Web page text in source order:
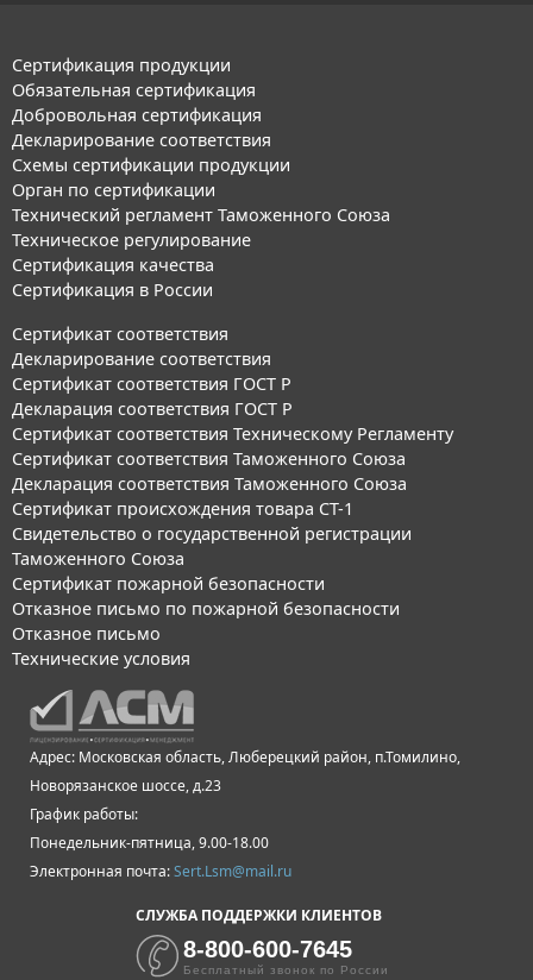
Сертификация продукции
Обязательная сертификация
Добровольная сертификация
Декларирование соответствия
Схемы сертификации продукции
Орган по сертификации
Технический регламент Таможенного Союза
Техническое регулирование
Сертификация качества
Сертификация в России
Сертификат соответствия
Декларирование соответствия
Сертификат соответствия ГОСТ Р
Декларация соответствия ГОСТ Р
Сертификат соответствия Техническому Регламенту
Сертификат соответствия Таможенного Союза
Декларация соответствия Таможенного Союза
Сертификат происхождения товара СТ-1
Свидетельство о государственной регистрации
Таможенного Союза
Сертификат пожарной безопасности
Отказное письмо по пожарной безопасности
Отказное письмо
Технические условия
Адрес: Московская область, Люберецкий район, п.Томилино,
Новорязанское шоссе, д.23
График работы:
Понедельник-пятница, 9.00-18.00
Электронная почта:Sert.Lsm@mail.ru
СЛУЖБА ПОДДЕРЖКИ КЛИЕНТОВ
8-800-600-7645
Бесплатный звонок по России